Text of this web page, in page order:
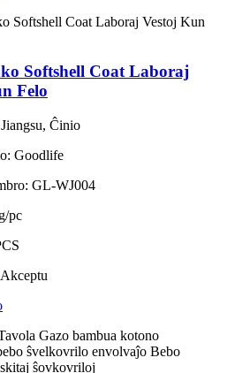
Softshell Coat Laboraj
Felo
Ĉinio
Goodlife
GL-WJ004
pc